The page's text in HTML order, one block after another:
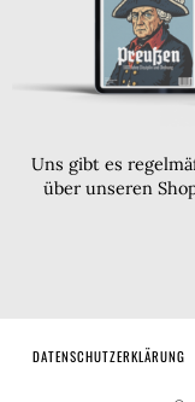
Uns gibt es
über unseren
DATENSCHUTZERKLÄRUNG